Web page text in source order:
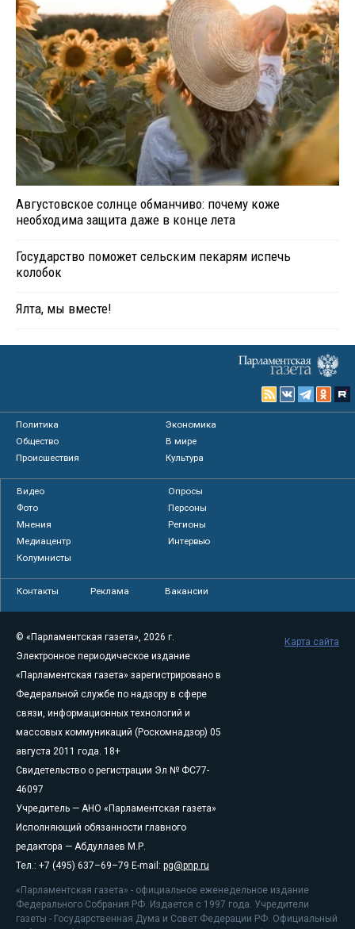
Августовское солнце обманчиво: почему коже
необходима защита даже в конце лета
Государство поможет сельским пекарям испечь
колобок
Ялта, мы вместе!
Политика
Экономика
Общество
В мире
Происшествия
Культура
Видео
Опросы
Фото
Персоны
Мнения
Регионы
Медиацентр
Интервью
Колумнисты
Контакты Реклама Вакансии
© «Парламентская газета», 2026 г.
Электронное периодическое издание
«Парламентская газета» зарегистрировано в
Федеральной службе по надзору в сфере
связи, информационных технологий и
массовых коммуникаций (Роскомнадзор) 05
августа 2011 года. 18+
Свидетельство о регистрации Эл № ФС77-
46097
Учредитель — АНО «Парламентская газета»
Исполняющий обязанности главного
редактора — Абдуллаев М.Р.
Тел.: +7 (495) 637–69–79 E-mail: pg@pnp.ru
«Парламентская газета» - официальное еженедельное издание
Федерального Собрания РФ. Издается с 1997 года. Учредители
газеты - Государственная Дума и Совет Федерации РФ. Официальный
Карта сайта